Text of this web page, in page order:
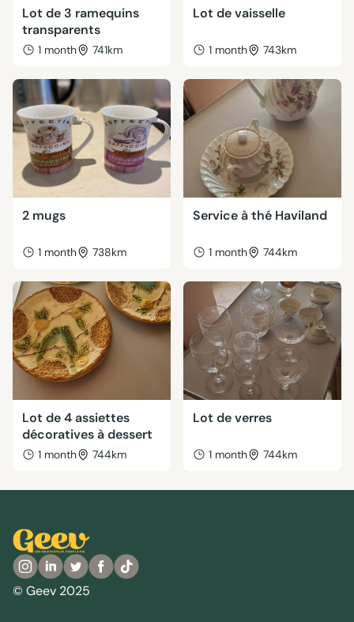
Lot de 3 ramequins
transparents
1 month 741km
Lot de vaisselle
1 month 743km
2 mugs
1 month 738km
Service à thé Haviland
1 month 744km
Lot de 4 assiettes
décoratives à dessert
1 month 744km
Lot de verres
1 month 744km
© Geev 2025